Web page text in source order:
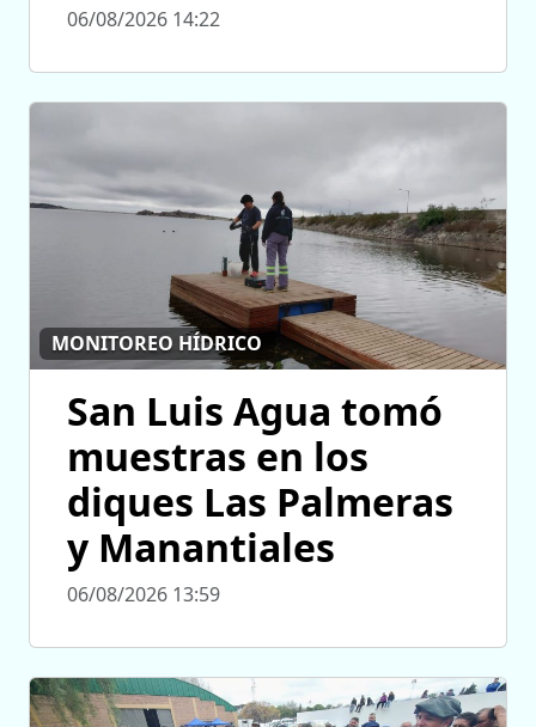
06/08/2026 14:22
MONITOREO HÍDRICO
San Luis Agua tomó
muestras en los
diques Las Palmeras
y Manantiales
06/08/2026 13:59